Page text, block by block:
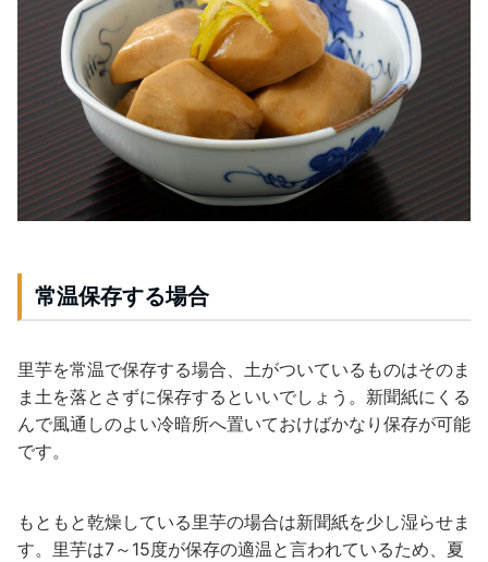
常温保存する場合
里芋を常温で保存する場合、土がついているものはそのま
ま土を落とさずに保存するといいでしょう。新聞紙にくる
んで風通しのよい冷暗所へ置いておけばかなり保存が可能
です。
もともと乾燥している里芋の場合は新聞紙を少し湿らせま
す。里芋は7～15度が保存の適温と言われているため、夏